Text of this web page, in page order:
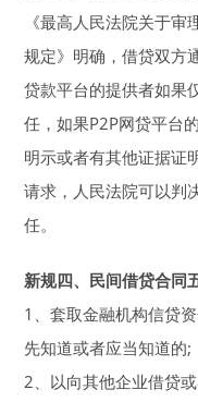
《最高人民法院关于
规定》明确，借贷双方
贷款平台的提供者如果
任，如果P2P网贷平台
明示或者有其他证据证
请求，人民法院可以判
任。
新规四、民间借贷合同
1、套取金融机构信贷
先知道或者应当知道的;
2、以向其他企业借贷